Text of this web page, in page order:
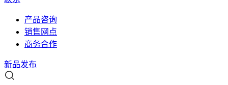
产品咨询
销售网点
商务合作
新品发布